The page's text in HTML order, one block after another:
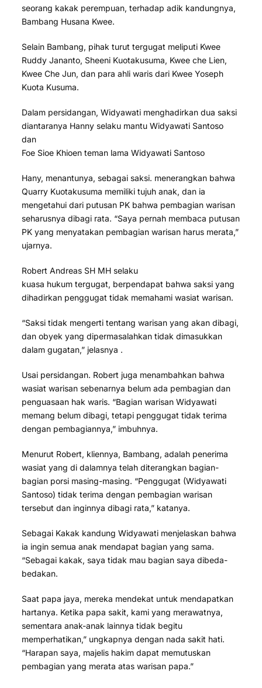
seorang kakak perempuan, terhadap adik kandungnya,
Bambang Husana Kwee.
Selain Bambang, pihak turut tergugat meliputi Kwee
Ruddy Jananto, Sheeni Kuotakusuma, Kwee che Lien,
Kwee Che Jun, dan para ahli waris dari Kwee Yoseph
Kuota Kusuma.
Dalam persidangan, Widyawati menghadirkan dua saksi
diantaranya Hanny selaku mantu Widyawati Santoso
dan
Foe Sioe Khioen teman lama Widyawati Santoso
Hany, menantunya, sebagai saksi. menerangkan bahwa
Quarry Kuotakusuma memiliki tujuh anak, dan ia
mengetahui dari putusan PK bahwa pembagian warisan
seharusnya dibagi rata. “Saya pernah membaca putusan
PK yang menyatakan pembagian warisan harus merata,”
ujarnya.
Robert Andreas SH MH selaku
kuasa hukum tergugat, berpendapat bahwa saksi yang
dihadirkan penggugat tidak memahami wasiat warisan.
“Saksi tidak mengerti tentang warisan yang akan dibagi,
dan obyek yang dipermasalahkan tidak dimasukkan
dalam gugatan,” jelasnya .
Usai persidangan. Robert juga menambahkan bahwa
wasiat warisan sebenarnya belum ada pembagian dan
penguasaan hak waris. “Bagian warisan Widyawati
memang belum dibagi, tetapi penggugat tidak terima
dengan pembagiannya,” imbuhnya.
Menurut Robert, kliennya, Bambang, adalah penerima
wasiat yang di dalamnya telah diterangkan bagian-
bagian porsi masing-masing. “Penggugat (Widyawati
Santoso) tidak terima dengan pembagian warisan
tersebut dan inginnya dibagi rata,” katanya.
Sebagai Kakak kandung Widyawati menjelaskan bahwa
ia ingin semua anak mendapat bagian yang sama.
“Sebagai kakak, saya tidak mau bagian saya dibeda-
bedakan.
Saat papa jaya, mereka mendekat untuk mendapatkan
hartanya. Ketika papa sakit, kami yang merawatnya,
sementara anak-anak lainnya tidak begitu
memperhatikan,” ungkapnya dengan nada sakit hati.
“Harapan saya, majelis hakim dapat memutuskan
pembagian yang merata atas warisan papa.”